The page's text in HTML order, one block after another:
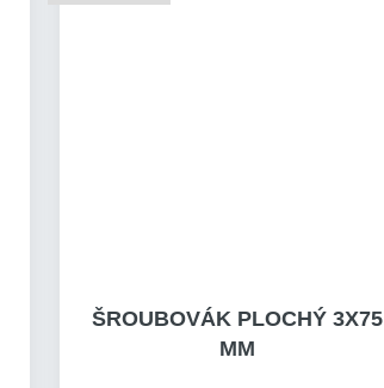
ŠROUBOVÁK PLOCHÝ 3X75
MM